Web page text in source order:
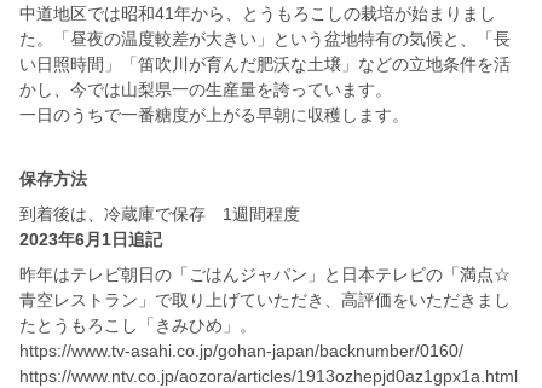
中道地区では昭和41年から、とうもろこしの栽培が始まりまし
た。「昼夜の温度較差が大きい」という盆地特有の気候と、「長
い日照時間」「笛吹川が育んだ肥沃な土壌」などの立地条件を活
かし、今では山梨県一の生産量を誇っています。
一日のうちで一番糖度が上がる早朝に収穫します。
保存方法
到着後は、冷蔵庫で保存 1週間程度
2023年6月1日追記
昨年はテレビ朝日の「ごはんジャパン」と日本テレビの「満点☆
青空レストラン」で取り上げていただき、高評価をいただきまし
たとうもろこし「きみひめ」。
https://www.tv-asahi.co.jp/gohan-japan/backnumber/0160/
https://www.ntv.co.jp/aozora/articles/1913ozhepjd0az1gpx1a.html